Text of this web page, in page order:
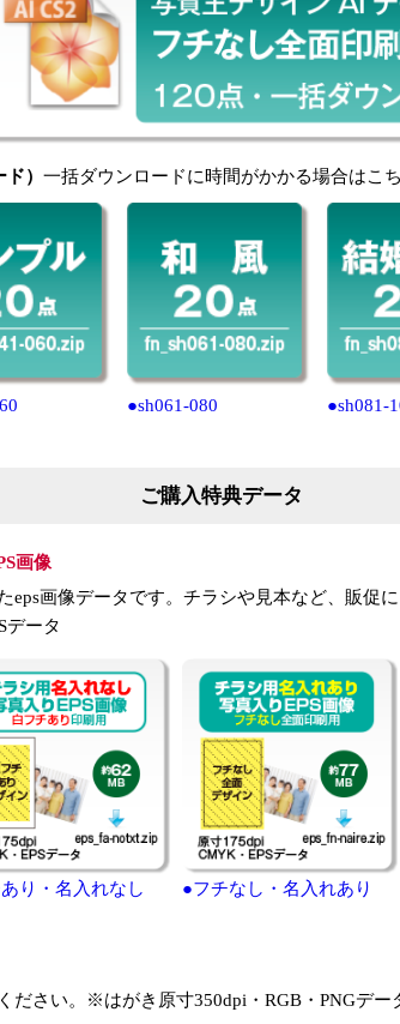
） 一括ダウンロードに時間がかかる場合はこ
●sh061-080 ●sh081-
ご購入特典データ
画像
eps画像データです。チラシや見本など、販促に
データ
り・名入れなし ●フチなし・名入れあり
ださい。※はがき原寸350dpi・RGB・PNGデー